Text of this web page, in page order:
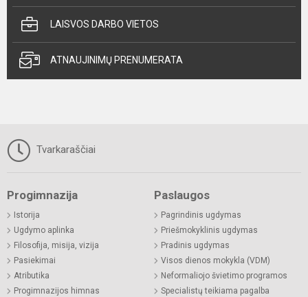
LAISVOS DARBO VIETOS
ATNAUJINIMŲ PRENUMERATA
Tvarkaraščiai
Progimnazija
Istorija
Ugdymo aplinka
Filosofija, misija, vizija
Pasiekimai
Atributika
Progimnazijos himnas
Paslaugos
Pagrindinis ugdymas
Priešmokyklinis ugdymas
Pradinis ugdymas
Visos dienos mokykla (VDM)
Neformaliojo švietimo programos
Specialistų teikiama pagalba